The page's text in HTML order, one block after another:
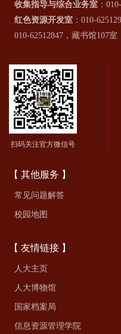
收集指导与综合业务室 ：
红色资源开发室 ：010-
010-62512847，藏书馆107
扫码关注官方微信号
【 其他服务 】
常见问题解答
校园地图
【 友情链接 】
人大主页
人大博物馆
国家档案局
信息资源管理学院